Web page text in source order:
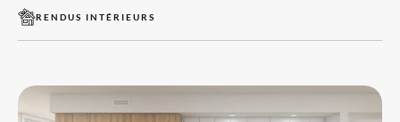
RENDUS INTÉRIEURS